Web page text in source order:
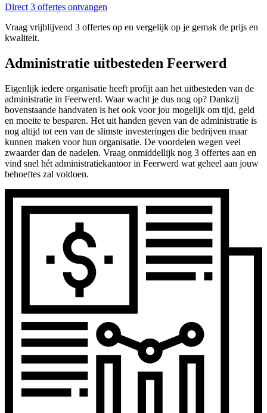
Direct 3 offertes ontvangen
Vraag vrijblijvend 3 offertes op en vergelijk op je gemak de prijs en
kwaliteit.
Administratie uitbesteden Feerwerd
Eigenlijk iedere organisatie heeft profijt aan het uitbesteden van de
administratie in Feerwerd. Waar wacht je dus nog op? Dankzij
bovenstaande handvaten is het ook voor jou mogelijk om tijd, geld
en moeite te besparen. Het uit handen geven van de administratie is
nog altijd tot een van de slimste investeringen die bedrijven maar
kunnen maken voor hun organisatie. De voordelen wegen veel
zwaarder dan de nadelen. Vraag onmiddellijk nog 3 offertes aan en
vind snel hét administratiekantoor in Feerwerd wat geheel aan jouw
behoeftes zal voldoen.